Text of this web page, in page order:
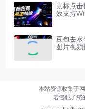
鼠标点
效支持
豆包去
图片视
本站资源收集于
若侵犯了您